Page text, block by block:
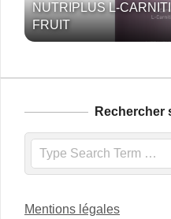
NUTRIPLUS L-
FRUIT
Rechercher
Search
Mentions légales